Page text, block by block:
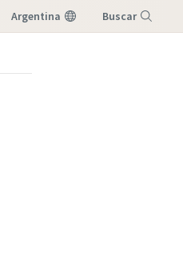
Argentina Buscar